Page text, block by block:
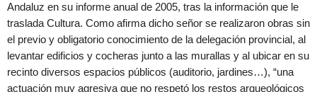
Andaluz en su informe anual de 2005, tras la información que le
traslada Cultura. Como afirma dicho señor se realizaron obras sin
el previo y obligatorio conocimiento de la delegación provincial, al
levantar edificios y cocheras junto a las murallas y al ubicar en su
recinto diversos espacios públicos (auditorio, jardines…), “una
actuación muy agresiva que no respetó los restos arqueológicos